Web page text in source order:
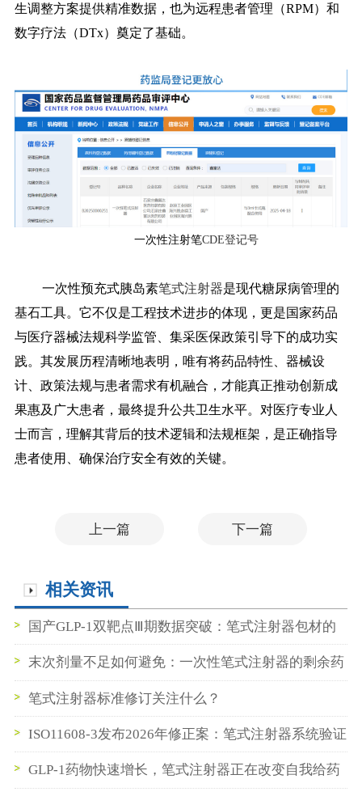
生调整方案提供精准数据，也为远程患者管理（RPM）和
数字疗法（DTx）奠定了基础。
一次性注射笔CDE登记号
一次性预充式胰岛素笔式注射器是现代糖尿病管理的
基石工具。它不仅是工程技术进步的体现，更是国家药品
与医疗器械法规科学监管、集采医保政策引导下的成功实
践。其发展历程清晰地表明，唯有将药品特性、器械设
计、政策法规与患者需求有机融合，才能真正推动创新成
果惠及广大患者，最终提升公共卫生水平。对医疗专业人
士而言，理解其背后的技术逻辑和法规框架，是正确指导
患者使用、确保治疗安全有效的关键。
上一篇 下一篇
相关资讯
国产GLP-1双靶点Ⅲ期数据突破：笔式注射器包材的
机遇窗口
末次剂量不足如何避免：一次性笔式注射器的剩余药
量控制设计末次剂量不足如何避免：一次性笔式注射
器的剩余药量控制设计
笔式注射器标准修订关注什么？
ISO11608-3发布2026年修正案：笔式注射器系统验证
要求再升级
GLP-1药物快速增长，笔式注射器正在改变自我给药